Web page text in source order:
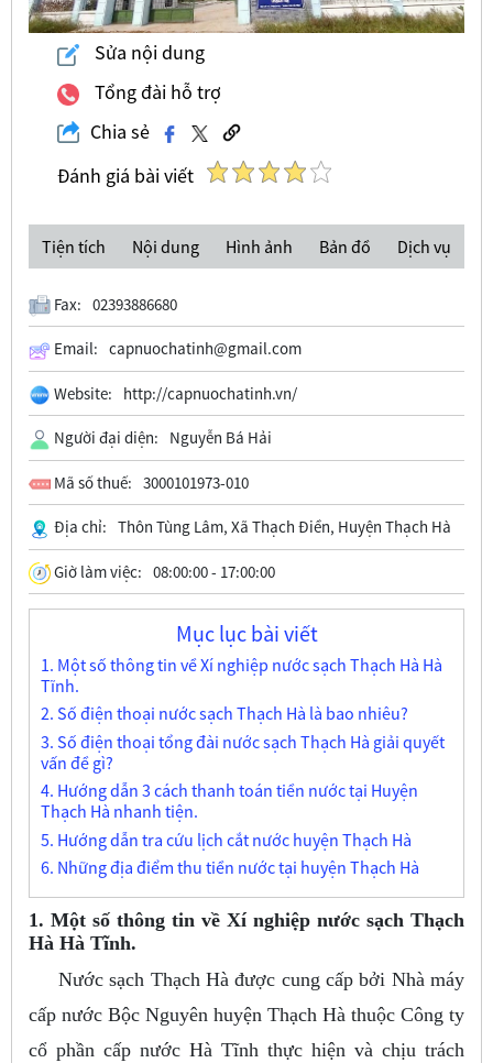
Sửa nội dung
Tổng đài hỗ trợ
Chia sẻ
Đánh giá bài viết
Tiện tích Nội dung Hình ảnh Bản đồ Dịch vụ
Fax: 02393886680
Email: capnuochatinh@gmail.com
Website: http://capnuochatinh.vn/
Người đại diện: Nguyễn Bá Hải
Mã số thuế: 3000101973-010
Địa chỉ: Thôn Tùng Lâm, Xã Thạch Điền, Huyện Thạch Hà
Giờ làm việc: 08:00:00 - 17:00:00
Mục lục bài viết
1. Một số thông tin về Xí nghiệp nước sạch Thạch Hà Hà
Tĩnh.
2. Số điện thoại nước sạch Thạch Hà là bao nhiêu?
3. Số điện thoại tổng đài nước sạch Thạch Hà giải quyết
vấn đề gì?
4. Hướng dẫn 3 cách thanh toán tiền nước tại Huyện
Thạch Hà nhanh tiện.
5. Hướng dẫn tra cứu lịch cắt nước huyện Thạch Hà
6. Những địa điểm thu tiền nước tại huyện Thạch Hà
1. Một số thông tin về Xí nghiệp nước sạch Thạch
Hà Hà Tĩnh.
Nước sạch Thạch Hà được cung cấp bởi Nhà máy
cấp nước Bộc Nguyên huyện Thạch Hà thuộc Công ty
cổ phần cấp nước Hà Tĩnh thực hiện và chịu trách